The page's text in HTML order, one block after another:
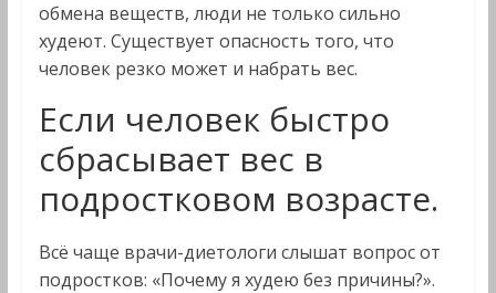
обмена веществ, люди не только сильно
худеют. Существует опасность того, что
человек резко может и набрать вес.
Если человек быстро
сбрасывает вес в
подростковом возрасте.
Всё чаще врачи-диетологи слышат вопрос от
подростков: «Почему я худею без причины?».